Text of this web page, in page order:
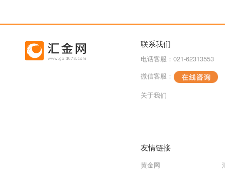
联系我们
电话客服：021-62313553
微信客服：
关于我们
友情链接
黄金网